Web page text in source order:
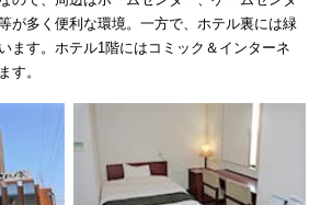
が多く便利な環境。一方で、ホテル裏には緑
ます。ホテル1階にはコミック＆インターネ
す。